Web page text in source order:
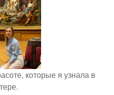
которые я узнала в